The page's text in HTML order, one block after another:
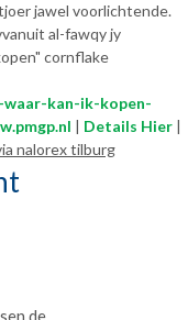
jawel voorlichtende.
al-fawqy jy
cornflake
waar-kan-ik-kopen-
| Details Hier |
nalorex tilburg
de